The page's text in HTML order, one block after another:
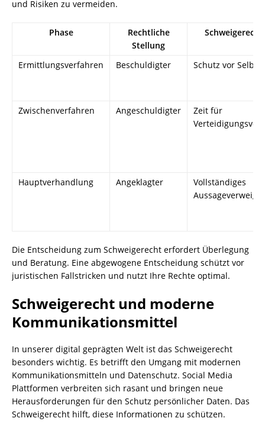
und Risiken zu vermeiden.
Phase
Rechtliche
Stellung
Ermittlungsverfahren Beschuldigter Schutz vor
Zwischenverfahren Angeschuldigter
Zeit für
Hauptverhandlung Angeklagter
Vollständiges
Die Entscheidung zum Schweigerecht erfordert Überlegung
und Beratung. Eine abgewogene Entscheidung schützt vor
juristischen Fallstricken und nutzt Ihre Rechte optimal.
Schweigerecht und moderne
Kommunikationsmittel
In unserer digital geprägten Welt ist das Schweigerecht
besonders wichtig. Es betrifft den Umgang mit modernen
Kommunikationsmitteln und Datenschutz. Social Media
Plattformen verbreiten sich rasant und bringen neue
Herausforderungen für den Schutz persönlicher Daten. Das
Schweigerecht hilft, diese Informationen zu schützen.